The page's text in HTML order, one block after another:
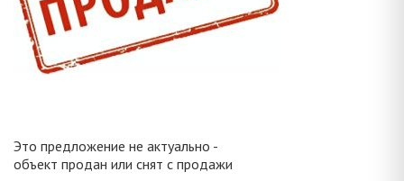
Это предложение не актуально -
объект продан или снят с продажи